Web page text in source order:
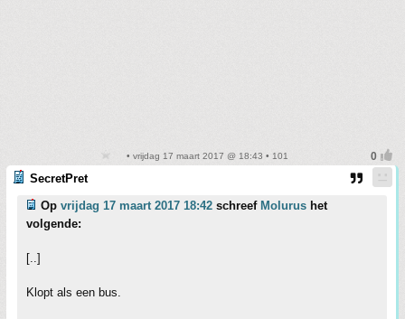
• vrijdag 17 maart 2017 @ 18:43 • 101
SecretPret
Op vrijdag 17 maart 2017 18:42 schreef Molurus het
volgende:
[..]
Klopt als een bus.